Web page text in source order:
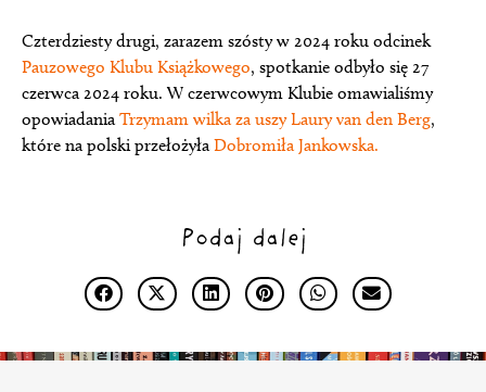
Czterdziesty drugi, zarazem szósty w 2024 roku odcinek
Pauzowego Klubu Książkowego, spotkanie odbyło się 27
czerwca 2024 roku. W czerwcowym Klubie omawialiśmy
opowiadaniaTrzymam wilka za uszy Laury van den Berg,
które na polski przełożyłaDobromiła Jankowska.
Podaj dalej